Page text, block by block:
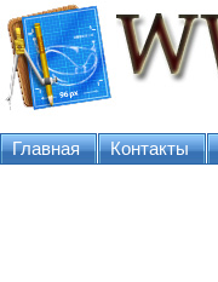
Главная Контакты